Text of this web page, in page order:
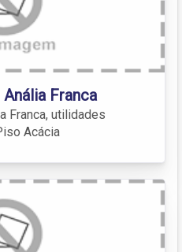
Franca
Franca, utilidades
Acácia